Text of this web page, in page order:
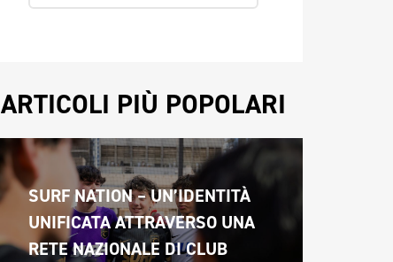
ARTICOLI PIÙ POPOLARI
SURF NATION – UN’IDENTITÀ
UNIFICATA ATTRAVERSO UNA
RETE NAZIONALE DI CLUB